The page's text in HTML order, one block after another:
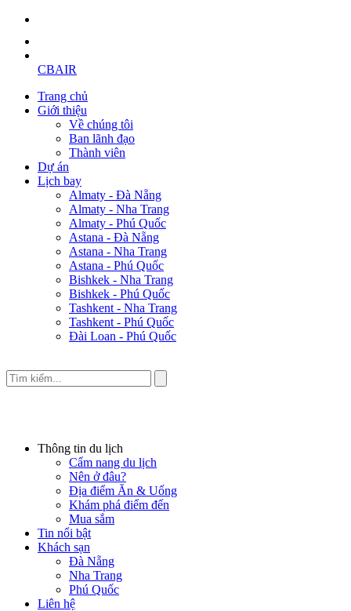
CBAIR
Trang chủ
Giới thiệu
Về chúng tôi
Ban lãnh đạo
Thành viên
Dự án
Lịch bay
Almaty - Đà Nẵng
Almaty - Nha Trang
Almaty - Phú Quốc
Astana - Đà Nẵng
Astana - Nha Trang
Astana - Phú Quốc
Bishkek - Nha Trang
Bishkek - Phú Quốc
Tashkent - Nha Trang
Tashkent - Phú Quốc
Đài Loan - Phú Quốc
Thông tin du lịch
Cẩm nang du lịch
Nên ở đâu?
Địa điểm Ăn & Uống
Khám phá điểm đến
Mua sắm
Tin nổi bật
Khách sạn
Đà Nẵng
Nha Trang
Phú Quốc
Liên hệ